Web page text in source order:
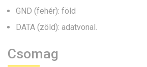
GND (fehér): föld
DATA (zöld): adatvonal.
Csomag